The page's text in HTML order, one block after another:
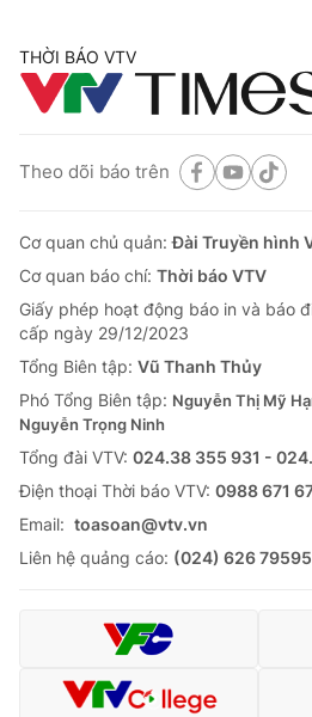
THỜI BÁO VTV
Theo dõi báo trên
Cơ quan chủ quản:Đài Truyền hình
Cơ quan báo chí: Thời báo VTV
Giấy phép hoạt động báo in và báo
cấp ngày 29/12/2023
Tổng Biên tập: Vũ Thanh Thủy
Phó Tổng Biên tập: Nguyễn Thị Mỹ
Nguyễn Trọng Ninh
Tổng đài VTV: 024.38 355 931 -
Ðiện thoại Thời báo VTV: 0988 671
Email: toasoan@vtv.vn
Liên hệ quảng cáo: (024) 626 79595